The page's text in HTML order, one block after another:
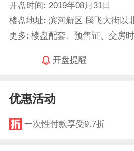
开盘时间: 2019年08月31日
楼盘地址: 滨河新区 腾飞大街以
更多: 楼盘配套、预售证、交房
开盘提醒
优惠活动
一次性付款享受9.7折